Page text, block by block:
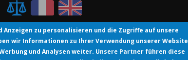
Anzeigen zu personalisieren und die Zugriffe auf unsere
wir Informationen zu Ihrer Verwendung unserer Website
und Analysen weiter. Unsere Partner führen diese